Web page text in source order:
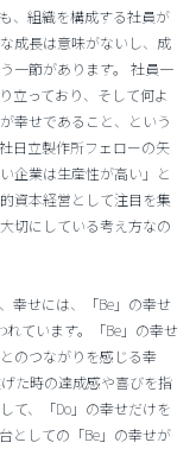
、組織を構成する社員が
成長は意味がないし、成
一節があります。 社員一
立っており、そして何よ
幸せであること、という
日立製作所フェローの矢
企業は生産性が高い」と
資本経営として注目を集
切にしている考え方なの
幸せには、「Be」の幸せ
れています。「Be」の幸せ
のつながりを感じる幸
た時の達成感や喜びを指
て、「Do」の幸せだけを
としての「Be」の幸せが